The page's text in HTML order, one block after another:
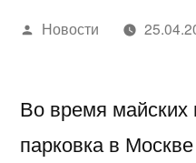
Написано
Новости
Во время майских
парковка в